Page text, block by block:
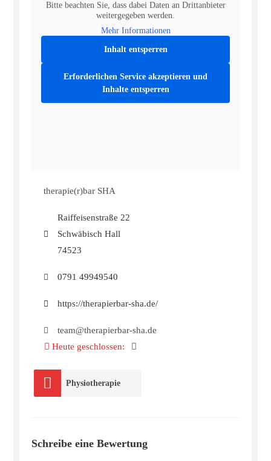
Bitte beachten Sie, dass dabei Daten an Drittanbieter
weitergegeben werden.
Mehr Informationen
Inhalt entsperren
Erforderlichen Service akzeptieren und
Inhalte entsperren
therapie(r)bar SHA
Raiffeisenstraße 22
Schwäbisch Hall
74523
0791 49949540
https://therapierbar-sha.de/
team@therapierbar-sha.de
Heute geschlossen:
Physiotherapie
Schreibe eine Bewertung